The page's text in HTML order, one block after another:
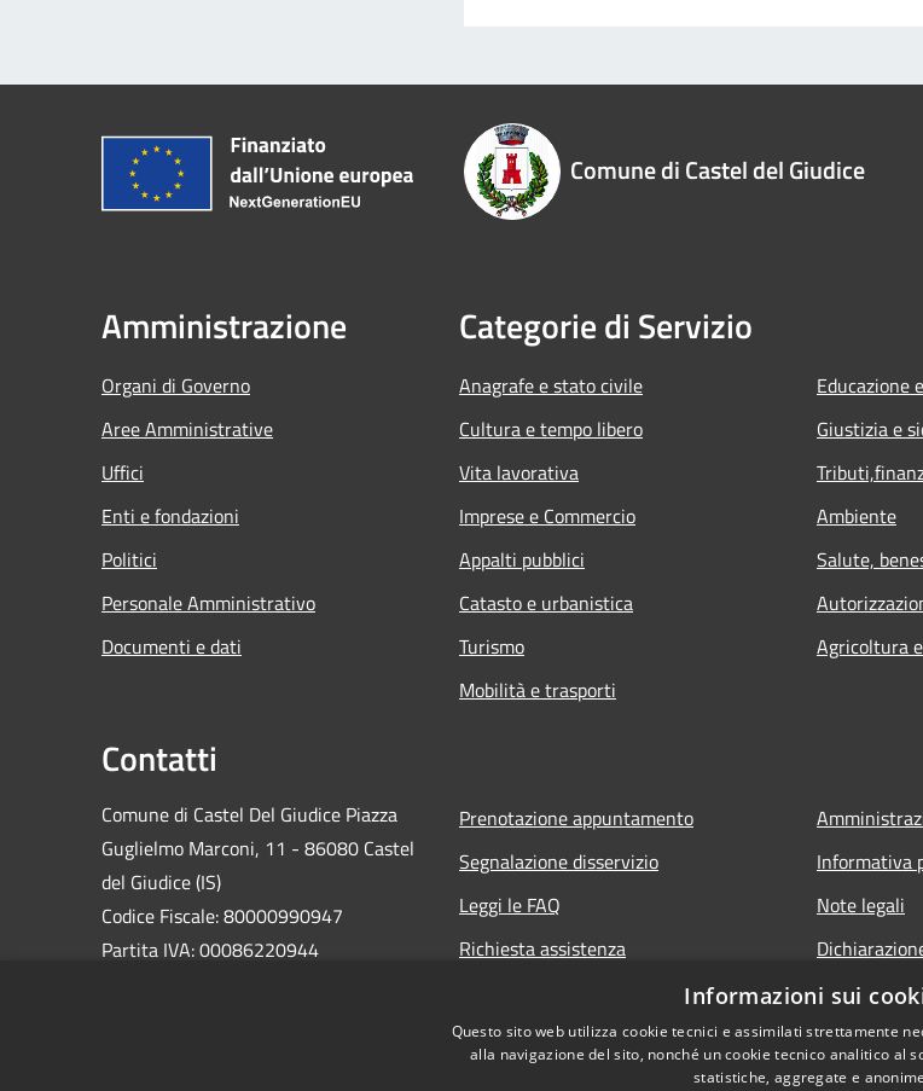
Comune di Castel del Giudice
Amministrazione
Organi di Governo
Aree Amministrative
Uffici
Enti e fondazioni
Politici
Personale Amministrativo
Documenti e dati
Categorie di Servizio
Anagrafe e stato civile
Cultura e tempo libero
Vita lavorativa
Imprese e Commercio
Appalti pubblici
Catasto e urbanistica
Turismo
Mobilità e trasporti
Educazione
Giustizia e
Ambiente
Salute,
Agricoltura
Contatti
Comune di Castel Del Giudice Piazza
Guglielmo Marconi, 11 - 86080 Castel
del Giudice (IS)
Codice Fiscale: 80000990947
Partita IVA: 00086220944
Prenotazione appuntamento
Segnalazione disservizio
Leggi le FAQ
Richiesta assistenza
Informativa
Note legali
Informazioni sui
Questo sito web utilizza cookie tecnici e assimilati strettamente
alla navigazione del sito, nonché un cookie tecnico analitico al
statistiche, aggregate e